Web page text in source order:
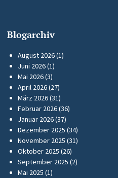
Blogarchiv
August 2026(1)
Juni 2026(1)
Mai 2026(3)
April 2026(27)
März 2026(31)
Februar 2026(36)
Januar 2026(37)
Dezember 2025 (34)
November 2025 (31)
Oktober 2025 (26)
September 2025 (2)
Mai 2025 (1)